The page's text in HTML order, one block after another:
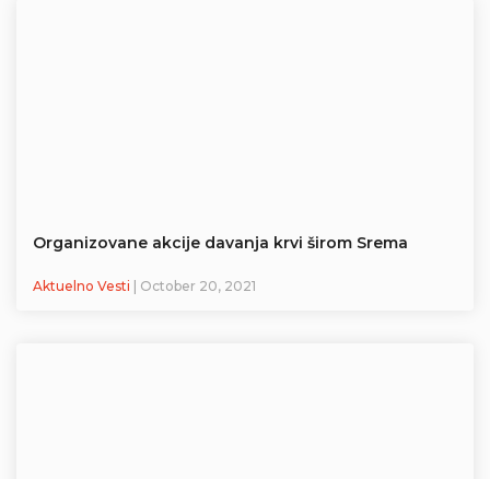
Organizovane akcije davanja krvi širom Srema
Aktuelno Vesti | October 20, 2021